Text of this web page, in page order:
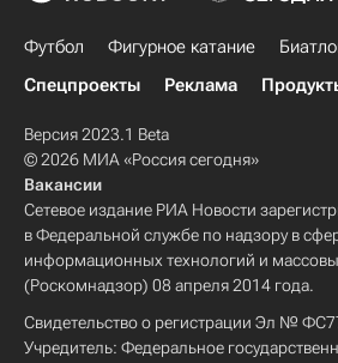
Футбол Фигурное катание
Спецпроекты
Реклама
Версия 2023.1 Beta
© 2026 МИА «Россия сегодня»
Вакансии
Сетевое издание РИА Новости
в Федеральной службе по надзору в
информационных технологий и
(Роскомнадзор) 08 апреля 2014 года.
Свидетельство о регистрации Эл №
Учредитель: Федеральное